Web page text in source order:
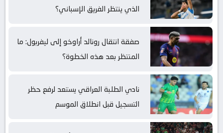
الذي ينتظر الفريق الإسباني؟
صفقة انتقال رونالد أراوخو إلى ليفربول: ما
المنتظر بعد هذه الخطوة؟
نادي الطلبة العراقي يستعد لرفع حظر
التسجيل قبل انطلاق الموسم